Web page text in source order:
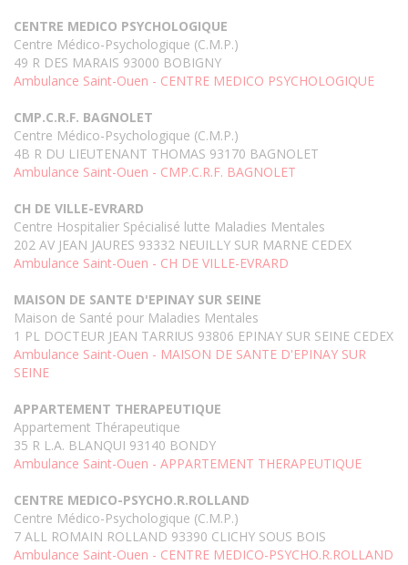
CENTRE MEDICO PSYCHOLOGIQUE
Centre Médico-Psychologique (C.M.P.)
49 R DES MARAIS 93000 BOBIGNY
Ambulance Saint-Ouen - CENTRE MEDICO PSYCHOLOGIQUE
CMP.C.R.F. BAGNOLET
Centre Médico-Psychologique (C.M.P.)
4B R DU LIEUTENANT THOMAS 93170 BAGNOLET
Ambulance Saint-Ouen - CMP.C.R.F. BAGNOLET
CH DE VILLE-EVRARD
Centre Hospitalier Spécialisé lutte Maladies Mentales
202 AV JEAN JAURES 93332 NEUILLY SUR MARNE CEDEX
Ambulance Saint-Ouen - CH DE VILLE-EVRARD
MAISON DE SANTE D'EPINAY SUR SEINE
Maison de Santé pour Maladies Mentales
1 PL DOCTEUR JEAN TARRIUS 93806 EPINAY SUR SEINE CEDEX
Ambulance Saint-Ouen - MAISON DE SANTE D'EPINAY SUR
SEINE
APPARTEMENT THERAPEUTIQUE
Appartement Thérapeutique
35 R L.A. BLANQUI 93140 BONDY
Ambulance Saint-Ouen - APPARTEMENT THERAPEUTIQUE
CENTRE MEDICO-PSYCHO.R.ROLLAND
Centre Médico-Psychologique (C.M.P.)
7 ALL ROMAIN ROLLAND 93390 CLICHY SOUS BOIS
Ambulance Saint-Ouen - CENTRE MEDICO-PSYCHO.R.ROLLAND